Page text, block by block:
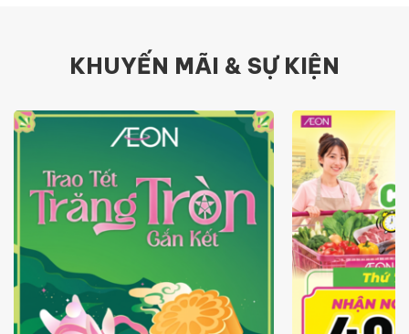
KHUYẾN MÃI & SỰ KIỆN